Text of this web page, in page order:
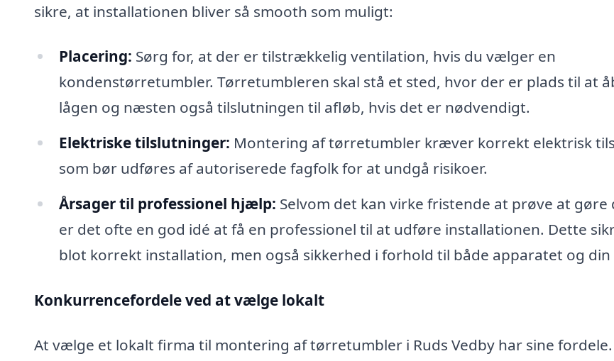
sikre, at installationen bliver så smooth som muligt:
Placering: Sørg for, at der er tilstrækkelig ventilation, hvis du vælger en
kondenstørretumbler. Tørretumbleren skal stå et sted, hvor der er plads til at
lågen og næsten også tilslutningen til afløb, hvis det er nødvendigt.
Elektriske tilslutninger: Montering af tørretumbler kræver korrekt elektrisk
som bør udføres af autoriserede fagfolk for at undgå risikoer.
Årsager til professionel hjælp: Selvom det kan virke fristende at prøve at gøre
er det ofte en god idé at få en professionel til at udføre installationen. Dette
blot korrekt installation, men også sikkerhed i forhold til både apparatet og din
Konkurrencefordele ved at vælge lokalt
At vælge et lokalt firma til montering af tørretumbler i Ruds Vedby har sine